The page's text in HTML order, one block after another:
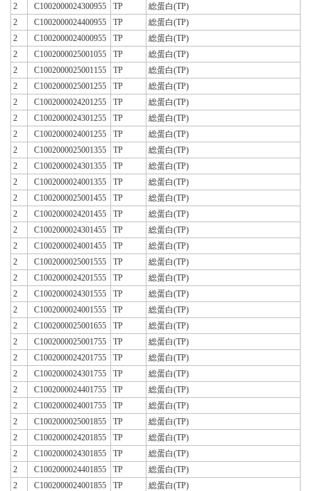
2
C1002000024300955 TP
総蛋白(TP)
2
C1002000024400955 TP
総蛋白(TP)
2
C1002000024000955 TP
総蛋白(TP)
2
C1002000025001055 TP
総蛋白(TP)
2
C1002000025001155 TP
総蛋白(TP)
2
C1002000025001255 TP
総蛋白(TP)
2
C1002000024201255 TP
総蛋白(TP)
2
C1002000024301255 TP
総蛋白(TP)
2
C1002000024001255 TP
総蛋白(TP)
2
C1002000025001355 TP
総蛋白(TP)
2
C1002000024301355 TP
総蛋白(TP)
2
C1002000024001355 TP
総蛋白(TP)
2
C1002000025001455 TP
総蛋白(TP)
2
C1002000024201455 TP
総蛋白(TP)
2
C1002000024301455 TP
総蛋白(TP)
2
C1002000024001455 TP
総蛋白(TP)
2
C1002000025001555 TP
総蛋白(TP)
2
C1002000024201555 TP
総蛋白(TP)
2
C1002000024301555 TP
総蛋白(TP)
2
C1002000024001555 TP
総蛋白(TP)
2
C1002000025001655 TP
総蛋白(TP)
2
C1002000025001755 TP
総蛋白(TP)
2
C1002000024201755 TP
総蛋白(TP)
2
C1002000024301755 TP
総蛋白(TP)
2
C1002000024401755 TP
総蛋白(TP)
2
C1002000024001755 TP
総蛋白(TP)
2
C1002000025001855 TP
総蛋白(TP)
2
C1002000024201855 TP
総蛋白(TP)
2
C1002000024301855 TP
総蛋白(TP)
2
C1002000024401855 TP
総蛋白(TP)
2
C1002000024001855 TP 総蛋白(TP)